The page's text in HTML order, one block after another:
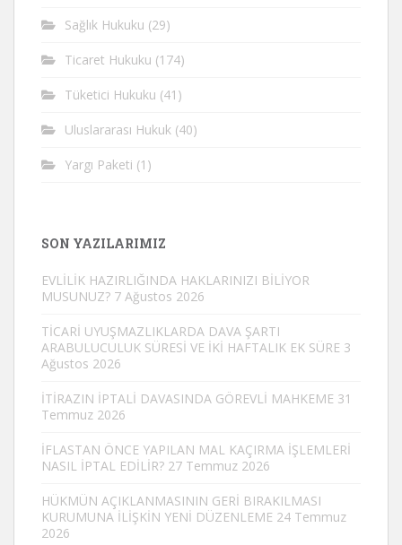
Sağlık Hukuku (29)
Ticaret Hukuku (174)
Tüketici Hukuku (41)
Uluslararası Hukuk (40)
Yargı Paketi (1)
SON YAZILARIMIZ
EVLİLİK HAZIRLIĞINDA HAKLARINIZI BİLİYOR
MUSUNUZ? 7 Ağustos 2026
TİCARİ UYUŞMAZLIKLARDA DAVA ŞARTI
ARABULUCULUK SÜRESİ VE İKİ HAFTALIK EK SÜRE 3
Ağustos 2026
İTİRAZIN İPTALİ DAVASINDA GÖREVLİ MAHKEME 31
Temmuz 2026
İFLASTAN ÖNCE YAPILAN MAL KAÇIRMA İŞLEMLERİ
NASIL İPTAL EDİLİR? 27 Temmuz 2026
HÜKMÜN AÇIKLANMASININ GERİ BIRAKILMASI
KURUMUNA İLİŞKİN YENİ DÜZENLEME 24 Temmuz
2026